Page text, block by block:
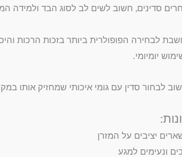
סדינים, חשוב לשים לב לסוג הבד ולמידה
לבחירה הפופולרית ביותר בזכות הרכות
יומיומי.
לבחור סדין עם גומי איכותי שמחזיק אותו
יציבים על המזרן
ונעימים למגע